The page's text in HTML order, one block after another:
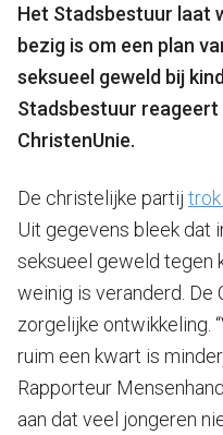
Het Stadsbestuur laat
bezig is om een plan
seksueel geweld bij
Stadsbestuur reageert
ChristenUnie.
De christelijke partij
Uit gegevens bleek dat
seksueel geweld tegen
weinig is veranderd. De
zorgelijke ontwikkeling.
ruim een kwart is
Rapporteur
aan dat veel jongeren